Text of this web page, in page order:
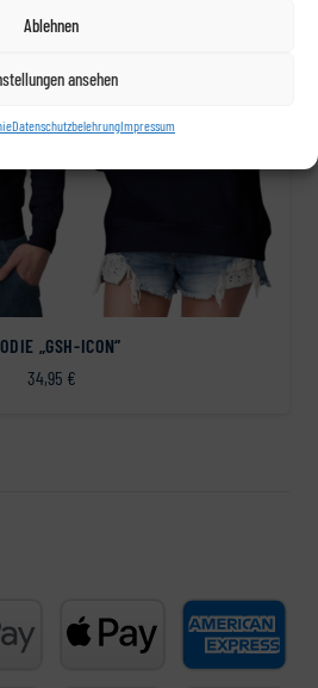
Ablehnen
ansehen
DatenschutzbelehrungImpressum
„GSH-ICON“
34,95 €